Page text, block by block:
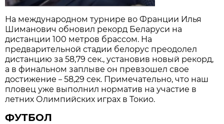
На международном турнире во Франции Илья
Шиманович обновил рекорд Беларуси на
дистанции 100 метров брассом. На
предварительной стадии белорус преодолел
дистанцию за 58,79 сек., установив новый рекорд,
а в финальном заплыве он превзошел свое
достижение–58,29 сек. Примечательно, что наш
пловец уже выполнил норматив на участие в
летних Олимпийских играх в Токио.
ФУТБОЛ